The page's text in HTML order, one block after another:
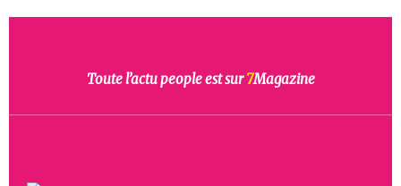
Toute l’actu people est sur7Magazine